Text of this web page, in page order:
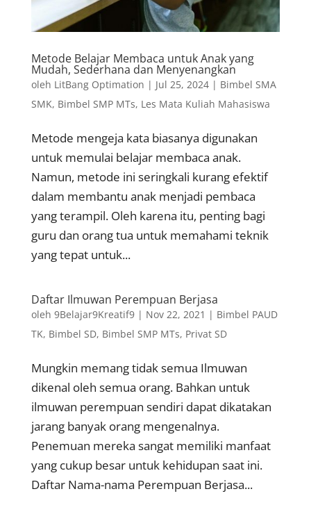
Metode Belajar Membaca untuk Anak yang
Mudah, Sederhana dan Menyenangkan
oleh LitBang Optimation | Jul 25, 2024| Bimbel SMA
SMK, Bimbel SMP MTs, Les Mata Kuliah Mahasiswa
Metode mengeja kata biasanya digunakan
untuk memulai belajar membaca anak.
Namun, metode ini seringkali kurang efektif
dalam membantu anak menjadi pembaca
yang terampil. Oleh karena itu, penting bagi
guru dan orang tua untuk memahami teknik
yang tepat untuk...
Daftar Ilmuwan Perempuan Berjasa
oleh 9Belajar9Kreatif9| Nov 22, 2021 | Bimbel PAUD
TK, Bimbel SD, Bimbel SMP MTs, Privat SD
Mungkin memang tidak semua Ilmuwan
dikenal oleh semua orang. Bahkan untuk
ilmuwan perempuan sendiri dapat dikatakan
jarang banyak orang mengenalnya.
Penemuan mereka sangat memiliki manfaat
yang cukup besar untuk kehidupan saat ini.
Daftar Nama-nama Perempuan Berjasa...